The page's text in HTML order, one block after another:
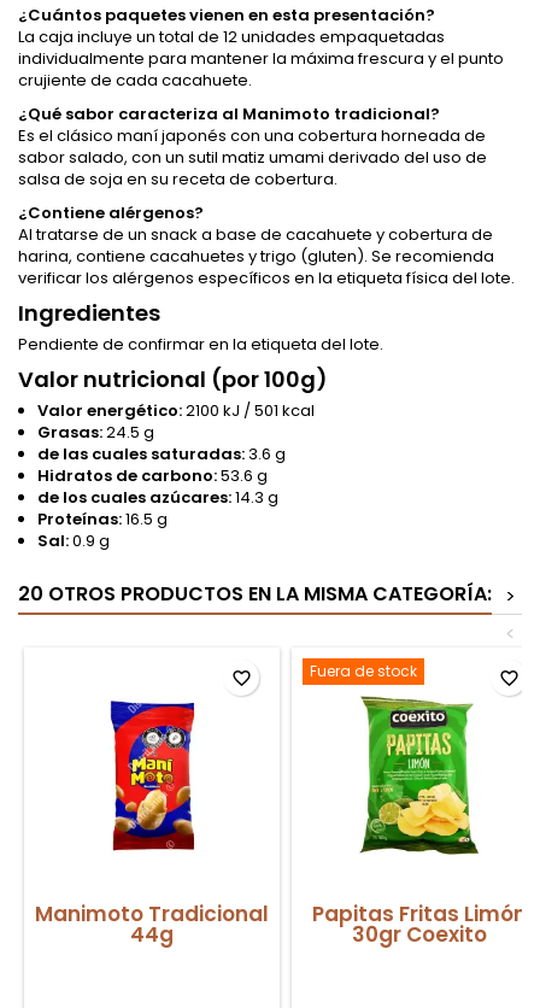
¿Cuántos paquetes vienen en esta presentación?
La caja incluye un total de 12 unidades empaquetadas
individualmente para mantener la máxima frescura y el punto
crujiente de cada cacahuete.
¿Qué sabor caracteriza al Manimoto tradicional?
Es el clásico maní japonés con una cobertura horneada de
sabor salado, con un sutil matiz umami derivado del uso de
salsa de soja en su receta de cobertura.
¿Contiene alérgenos?
Al tratarse de un snack a base de cacahuete y cobertura de
harina, contiene cacahuetes y trigo (gluten). Se recomienda
verificar los alérgenos específicos en la etiqueta física del lote.
Ingredientes
Pendiente de confirmar en la etiqueta del lote.
Valor nutricional (por 100g)
Valor energético:2100 kJ / 501 kcal
Grasas:24.5 g
de las cuales saturadas:3.6 g
Hidratos de carbono:53.6 g
de los cuales azúcares:14.3 g
Proteínas:16.5 g
Sal:0.9 g
20 OTROS PRODUCTOS EN LA MISMA CATEGORÍA: >
<
Manimoto Tradicional
44g
favorite_border Fuera de stock
Papitas Fritas Limón
30gr Coexito
favorite_border